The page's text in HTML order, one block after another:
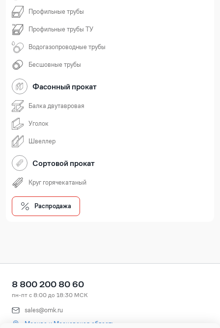
Профильные трубы
Профильные трубы ТУ
Водогазопроводные трубы
Бесшовные трубы
Фасонный прокат
Балка двутавровая
Уголок
Швеллер
Сортовой прокат
Круг горячекатаный
Распродажа
8 800 200 80 60
пн-пт с 8:00 до 18:30 МСК
sales@omk.ru
Москва и Московская область